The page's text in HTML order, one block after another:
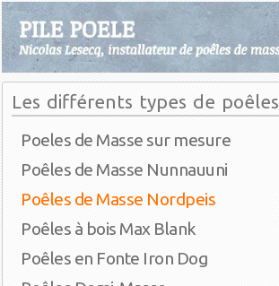
Les différents types de poêles
Poeles de Masse sur mesure
Poêles de Masse Nunnauuni
Poêles de Masse Nordpeis
Poêles à bois Max Blank
Poêles en Fonte Iron Dog